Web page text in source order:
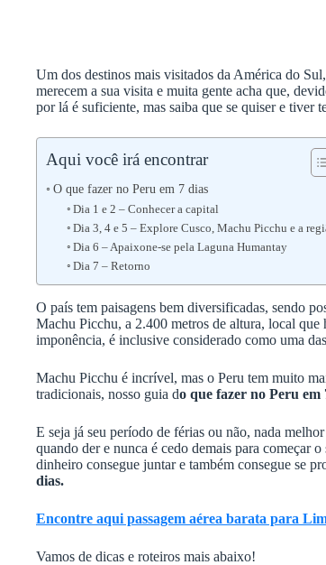
Um dos destinos mais visitados da América do
merecem a sua visita e muita gente acha que,
por lá é suficiente, mas saiba que se quiser e tiver
Aqui você irá encontrar
O que fazer no Peru em 7 dias
Dia 1 e 2 – Conhecer a capital
Dia 3, 4 e 5 – Explore Cusco, Machu Picchu e a
Dia 6 – Apaixone-se pela Laguna Humantay
Dia 7 – Retorno
O país tem paisagens bem diversificadas, sendo
Machu Picchu, a 2.400 metros de altura, local
imponência, é inclusive considerado como uma
Machu Picchu é incrível, mas o Peru tem muito
tradicionais, nosso guia do que fazer no Peru em
E seja já seu período de férias ou não, nada
quando der e nunca é cedo demais para começar
dinheiro consegue juntar e também consegue se
dias.
Encontre aqui passagem aérea barata para
Vamos de dicas e roteiros mais abaixo!